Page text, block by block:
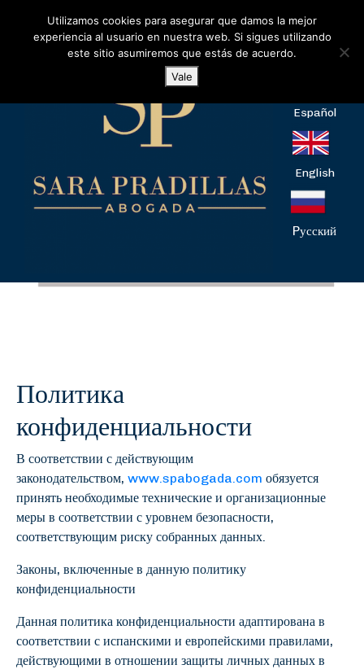
Español
English
Pусский
Политика
конфиденциальности
В соответствии с действующим
законодательством, www.spabogada.com обязуется
принять необходимые технические и организационные
меры в соответствии с уровнем безопасности,
соответствующим риску собранных данных.
Законы, включенные в данную политику
конфиденциальности
Данная политика конфиденциальности адаптирована в
соответствии с испанскими и европейскими правилами,
действующими в отношении защиты личных данных в
Utilizamos cookies para asegurar que damos la mejor
experiencia al usuario en nuestra web. Si sigues utilizando
este sitio asumiremos que estás de acuerdo.
Vale